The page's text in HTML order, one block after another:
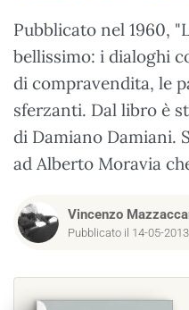
Pubblicato nel 1960,
bellissimo: i dialoghi
di compravendita, le
sferzanti. Dal libro è
di Damiano Damiani.
ad Alberto Moravia
Vincenzo
Pubblicato il 14-05-2013